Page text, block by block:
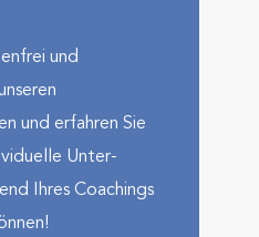
und
und erfahren Sie
Unter­
Ihres Coachings